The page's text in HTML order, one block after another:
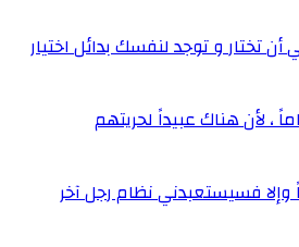
تختار و توجد لنفسك بدائل اختيار
، لأن هناك عبيداً لحريتهم
وإلا فسيستعبدني نظام رجل آخر